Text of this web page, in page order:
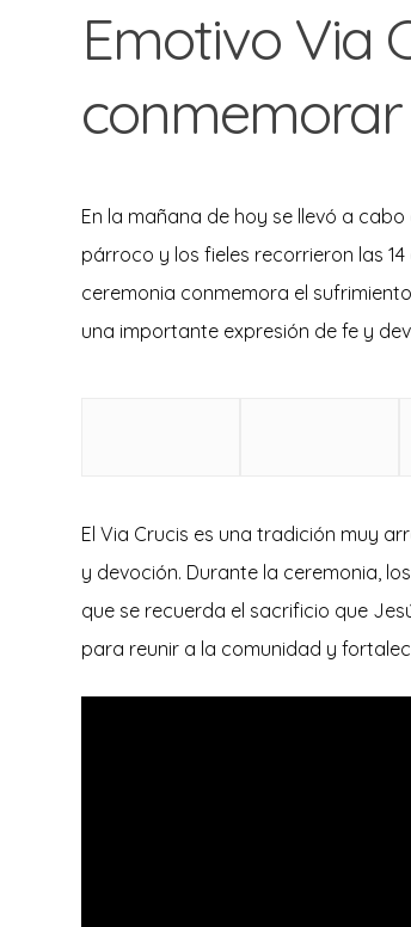
Emotivo Via
conmemorar
En la mañana de hoy se llevó a
párroco y los fieles recorrieron las
ceremonia conmemora el
una importante expresión de fe y
El Via Crucis es una tradición muy
y devoción. Durante la ceremonia,
que se recuerda el sacrificio que
para reunir a la comunidad y